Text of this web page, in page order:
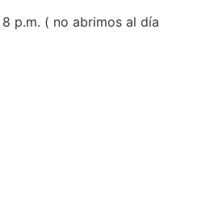
p.m. ( no abrimos al día